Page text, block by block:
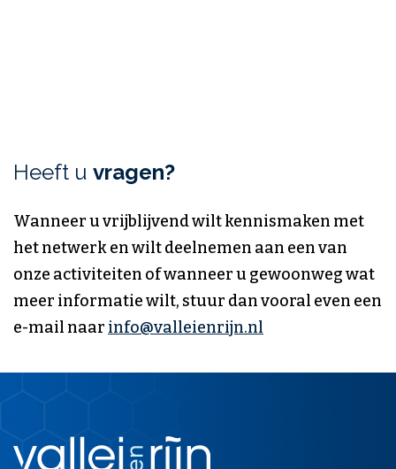
Heeft u vragen?
Wanneer u vrijblijvend wilt kennismaken met
het netwerk en wilt deelnemen aan een van
onze activiteiten of wanneer u gewoonweg wat
meer informatie wilt, stuur dan vooral even een
e-mail naar info@valleienrijn.nl